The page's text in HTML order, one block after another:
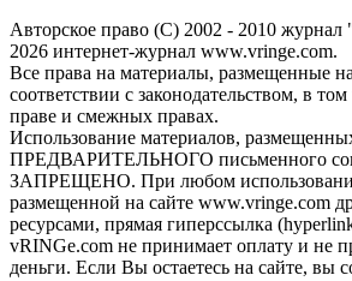
Авторское право (С) 2002 - 2010
2026 интернет-журнал www.vringe.com.
Все права на материалы, размещенные
соответствии с законодательством, в
праве и смежных правах.
Использование материалов,
ПРЕДВАРИТЕЛЬНОГО письменного
ЗАПРЕЩЕНО. При любом
размещенной на сайте www.vringe.com
ресурсами, прямая гиперссылка
vRINGe.com не принимает оплату и не
деньги. Если Вы остаетесь на сайте, вы